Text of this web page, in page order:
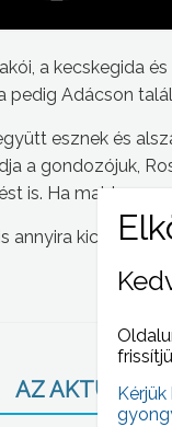
a kecskegida
pedig Adácson
esznek és
a gondozójuk,
is. Ha majd
annyira kicsi –
AZ AKTUÁLIS